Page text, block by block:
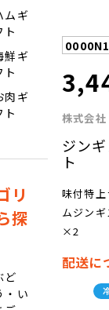
ムギ
ト
鮮ギ
ト
肉ギ
ト
リ
探
ど
・い
0000N1
株式会
ジン
ト
味付特
ムジン
×2
配送に